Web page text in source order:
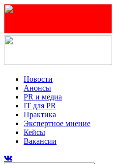
Новости
Анонсы
PR и медиа
IT для PR
Практика
Экспертное мнение
Кейсы
Вакансии